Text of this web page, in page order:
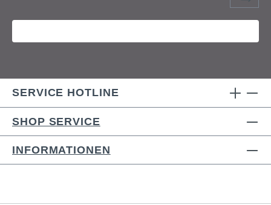
SERVICE HOTLINE
SHOP SERVICE
INFORMATIONEN